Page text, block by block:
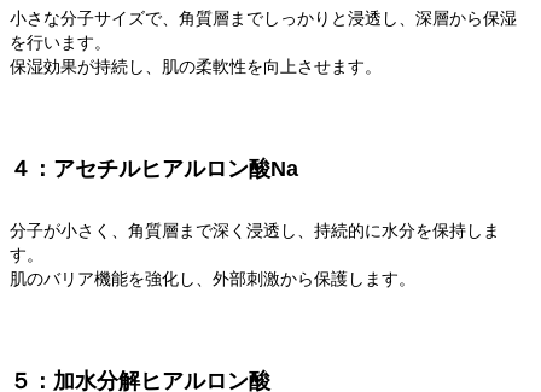
小さな分子サイズで、角質層までしっかりと浸透し、深層から保湿
を行います。
保湿効果が持続し、肌の柔軟性を向上させます。
４：アセチルヒアルロン酸Na
分子が小さく、角質層まで深く浸透し、持続的に水分を保持しま
す。
肌のバリア機能を強化し、外部刺激から保護します。
５：加水分解ヒアルロン酸